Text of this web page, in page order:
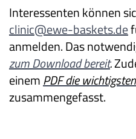
Interessenten können
clinic@ewe-baskets.de
anmelden. Das
zum Download bereit.
einemPDF die
zusammengefasst.